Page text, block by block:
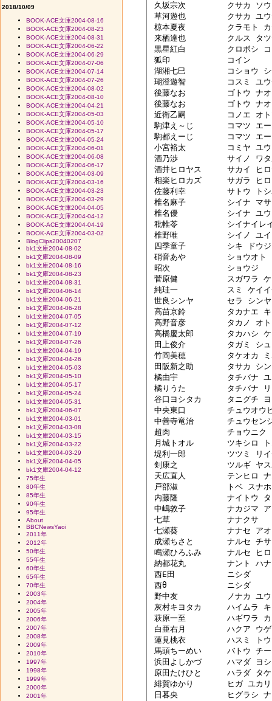
久坂宗次　	クサカ ソウジ
草河遊也　	クサカ ユウヤ
椋本夏夜　	クラモト カヤ
来栖達也　	クルス タツヤ
黒星紅白　	クロボシ コウハク
狐印　　　	コイン
湖湘七巳　	コショウ シチミ
瑚澄遊智　	コスミ ユウチ
後藤なお　	ゴトウ ナオ
後藤なお　	ゴトウ ナオ
近衛乙嗣　	コノエ オトツグ
駒津え～じ	コマツ エージ
駒都えーじ	コマツ エージ
小宮裕太　	コミヤ ユウタ
酒乃渉　　	サイノ ワタル
酒井ヒロヤス	サカイ ヒロヤス
相楽ヒロカズ	サガラ ヒロカズ
佐藤利幸　	サトウ トシユキ？
椎名麻子　	シイナ マサコ
椎名優　　	シイナ ユウ
秕帷苓　　	シイナイレイ
椎野唯　　	シイノ ユイ
四季童子　	シキ ドウジ
硝音あや　	ショウオト アヤ
昭次　　　	ショウジ
菅原健　　	スガワラ ケン
純珪一　　	スミ ケイイチ
世良シンヤ 	セラ シンヤ
高苗京鈴　	タカナエ キョウリン
高野音彦　	タカノ オトヒコ
高橋慶太郎	タカハシ ケイタロウ
田上俊介　	タガミ シュンスケ？
竹岡美穂　	タケオカ ミホ
田阪新之助	タサカ シンノスケ？
橘由宇　　	タチバナ ユウ
橘りうた　	タチバナ リウタ
谷口ヨシタカ	タニグチ ヨシタカ
中央東口　	チュウオウヒガシグチ？
中善寺竜治	チュウセンジ リュウジ
超肉　　　	チョウニク
月城トオル	ツキシロ トオル
堤利一郎　	ツツミ リイチロウ
剣康之　　	ツルギ ヤスユキ
天広直人　	テンヒロ ナオト　2/7　修正
戸部淑　　	トベ スナホ
内藤隆　　	ナイトウ タカシ
中嶋敦子　	ナカジマ アツコ
七草　　　	ナナクサ
七瀬葵　　	ナナセ アオイ
成瀬ちさと	ナルセ チサト
鳴瀬ひろふみ	ナルセ ヒロフミ
納都花丸　	ナント ハナマル
西E田　　	ニシダ
西θ　　　	ニシダ
野中友　　	ノナカ ユウ
灰村キヨタカ	ハイムラ キヨタカ
萩原一至　	ハギワラ カズシ
白亜右月　	ハクア ウゲツ
蓮見桃衣　	ハスミ トウイ
馬頭ちーめい	バトウ チーメイ
浜田よしかづ	ハマダ ヨシカヅ
原田たけひと	ハラダ タケヒト
緋賀ゆかり	ヒガ ユカリ
日暮央　　	ヒグラシ ナカバ
2018/10/09
BOOK-ACE文庫2004-08-16
BOOK-ACE文庫2004-08-23
BOOK-ACE文庫2004-08-31
BOOK-ACE文庫2004-06-22
BOOK-ACE文庫2004-06-29
BOOK-ACE文庫2004-07-06
BOOK-ACE文庫2004-07-14
BOOK-ACE文庫2004-07-26
BOOK-ACE文庫2004-08-02
BOOK-ACE文庫2004-08-10
BOOK-ACE文庫2004-04-21
BOOK-ACE文庫2004-05-03
BOOK-ACE文庫2004-05-10
BOOK-ACE文庫2004-05-17
BOOK-ACE文庫2004-05-24
BOOK-ACE文庫2004-06-01
BOOK-ACE文庫2004-06-08
BOOK-ACE文庫2004-06-17
BOOK-ACE文庫2004-03-09
BOOK-ACE文庫2004-03-16
BOOK-ACE文庫2004-03-23
BOOK-ACE文庫2004-03-29
BOOK-ACE文庫2004-04-05
BOOK-ACE文庫2004-04-12
BOOK-ACE文庫2004-04-19
BOOK-ACE文庫2004-03-02
BlogClips20040207
bk1文庫2004-08-02
bk1文庫2004-08-09
bk1文庫2004-08-16
bk1文庫2004-08-23
bk1文庫2004-08-31
bk1文庫2004-06-14
bk1文庫2004-06-21
bk1文庫2004-06-28
bk1文庫2004-07-05
bk1文庫2004-07-12
bk1文庫2004-07-19
bk1文庫2004-07-26
bk1文庫2004-04-19
bk1文庫2004-04-26
bk1文庫2004-05-03
bk1文庫2004-05-10
bk1文庫2004-05-17
bk1文庫2004-05-24
bk1文庫2004-05-31
bk1文庫2004-06-07
bk1文庫2004-03-01
bk1文庫2004-03-08
bk1文庫2004-03-15
bk1文庫2004-03-22
bk1文庫2004-03-29
bk1文庫2004-04-05
bk1文庫2004-04-12
75年生
80年生
85年生
90年生
95年生
About
BBCNewsYaoi
2011年
2012年
50年生
55年生
60年生
65年生
70年生
2003年
2004年
2005年
2006年
2007年
2008年
2009年
2010年
1997年
1998年
1999年
2000年
2001年